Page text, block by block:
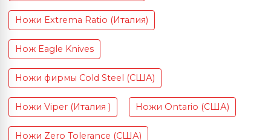
Ножи Extrema Ratio (Италия)
Нож Eagle Knives
Ножи фирмы Cold Steel (США)
Ножи Viper (Италия ) Ножи Ontario (США)
Ножи Zero Tolerance (США)